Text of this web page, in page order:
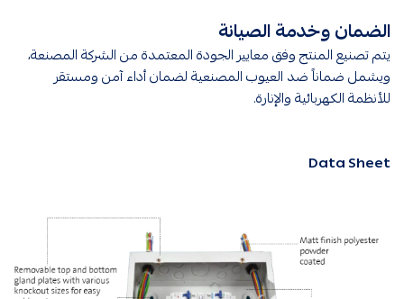
الضمان وخدمة الصيانة
يتم تصنيع المنتج وفق معايير الجودة المعتمدة من الشركة المصنعة،
ويشمل ضماناً ضد العيوب المصنعية لضمان أداء آمن ومستقر
للأنظمة الكهربائية والإنارة.
Data Sheet